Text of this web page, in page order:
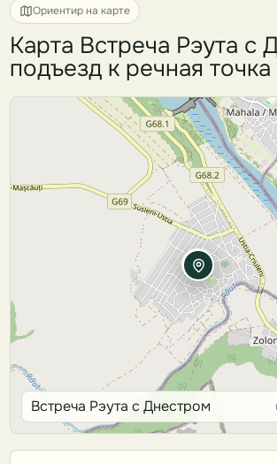
Ориентир на карте
Карта Встреча Рэута с
подъезд к речная точка
Встреча Рэута с Днестром